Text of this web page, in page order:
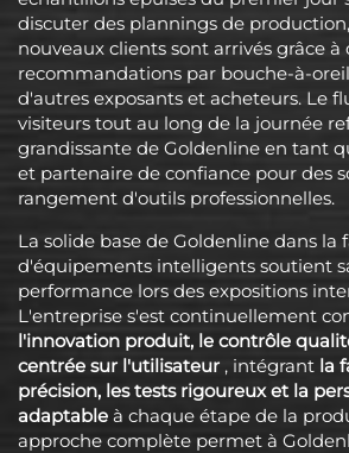
discuter des plannings de
nouveaux clients sont arrivés grâce à
recommandations par bouche-à-
d'autres exposants et acheteurs. Le
visiteurs tout au long de la journée
grandissante de Goldenline en tant
et partenaire de confiance pour des
rangement d'outils professionnelles.
La solide base de Goldenline dans la
d'équipements intelligents soutient
performance lors des expositions
L'entreprise s'est continuellement
l'innovation produit, le contrôle
centrée sur l'utilisateur , intégrant la
précision, les tests rigoureux et la
adaptable à chaque étape de la
approche complète permet à